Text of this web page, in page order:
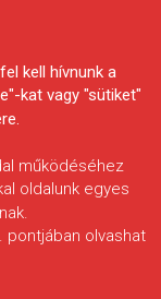
kell hívnunk a
kat vagy "sütiket"
működéséhez
oldalunk egyes
pontjában olvashat